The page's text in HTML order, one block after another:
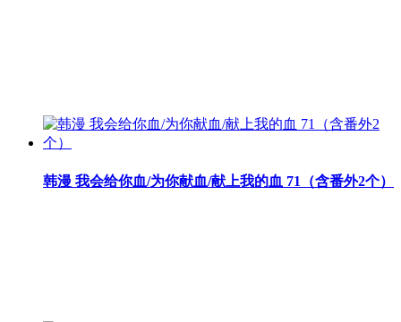
韩漫 我会给你血/为你献血/献上我的血 71（含番外2个）